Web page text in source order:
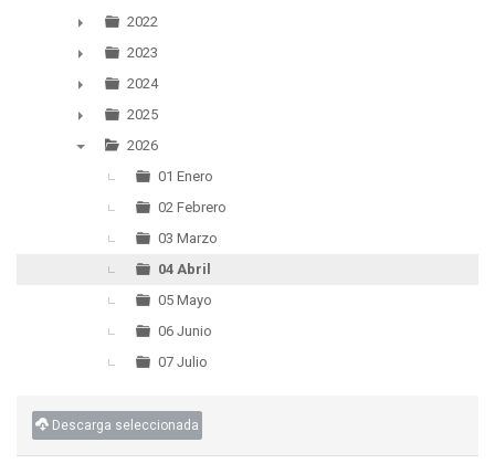
►
►
2022
►
2023
►
2024
►
2025
2026
01 Enero
02 Febrero
03 Marzo
04 Abril
05 Mayo
06 Junio
07 Julio
Descarga seleccionada